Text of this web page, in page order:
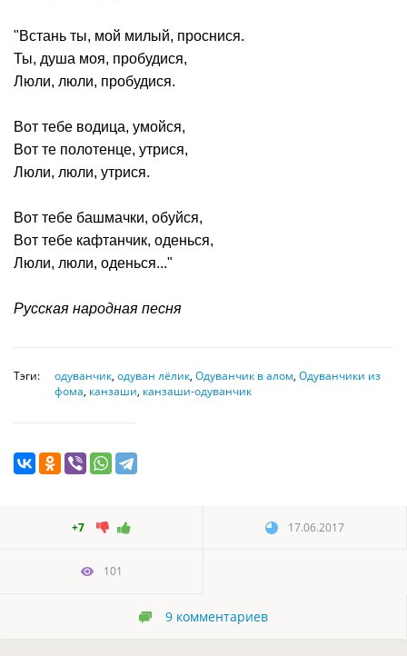
"Встань ты, мой милый, проснися.
Ты, душа моя, пробудися,
Люли, люли, пробудися.
Вот тебе водица, умойся,
Вот те полотенце, утрися,
Люли, люли, утрися.
Вот тебе башмачки, обуйся,
Вот тебе кафтанчик, оденься,
Люли, люли, оденься..."
Русская народная песня
Тэги: одуванчик, одуван лёлик, Одуванчик в алом, Одуванчики из
фома, канзаши, канзаши-одуванчик
+7 17.06.2017
101
9 комментариев